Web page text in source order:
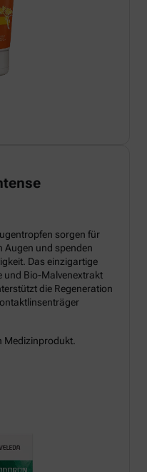
sorgen für
Augen und spenden
Das einzigartige
und Bio-Malvenextrakt
die Regeneration
Medizinprodukt.